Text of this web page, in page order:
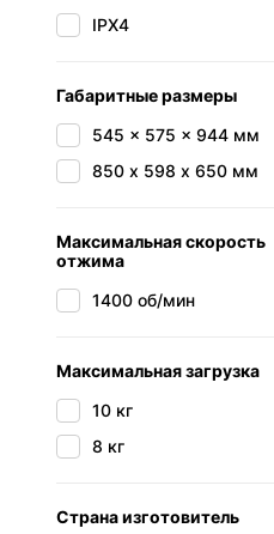
IPX4
Габаритные размеры
545 x 575 x 944 мм
850 х 598 х 650 мм
Максимальная скорость
отжима
1400 об/мин
Максимальная загрузка
10 кг
8 кг
Страна изготовитель